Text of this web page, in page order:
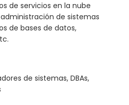
de servicios en la nube
de sistemas
de bases de datos,
de sistemas, DBAs,